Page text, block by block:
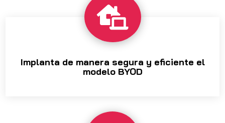

Implanta de manera segura y eficiente el
modelo BYOD